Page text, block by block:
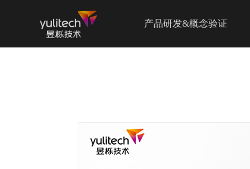
产品研发&概念验证